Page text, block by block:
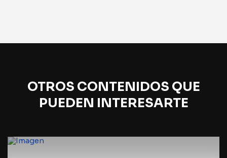
OTROS CONTENIDOS QUE
PUEDEN INTERESARTE